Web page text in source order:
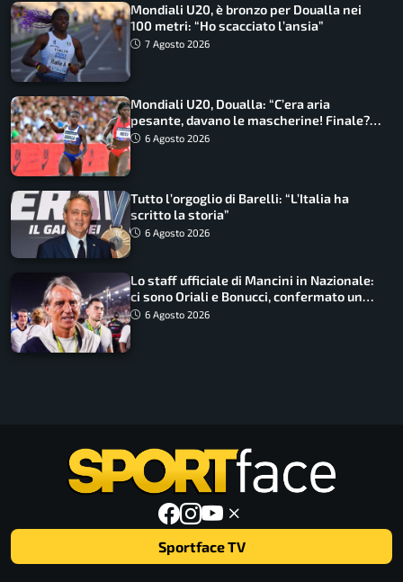
Mondiali U20, è bronzo per Doualla nei
100 metri: “Ho scacciato l’ansia”
7 Agosto 2026
Mondiali U20, Doualla: “C’era aria
pesante, davano le mascherine! Finale?
Non ho nulla da perdere”
6 Agosto 2026
Tutto l’orgoglio di Barelli: “L’Italia ha
scritto la storia”
6 Agosto 2026
Lo staff ufficiale di Mancini in Nazionale:
ci sono Oriali e Bonucci, confermato un
ritorno
6 Agosto 2026
Sportface TV